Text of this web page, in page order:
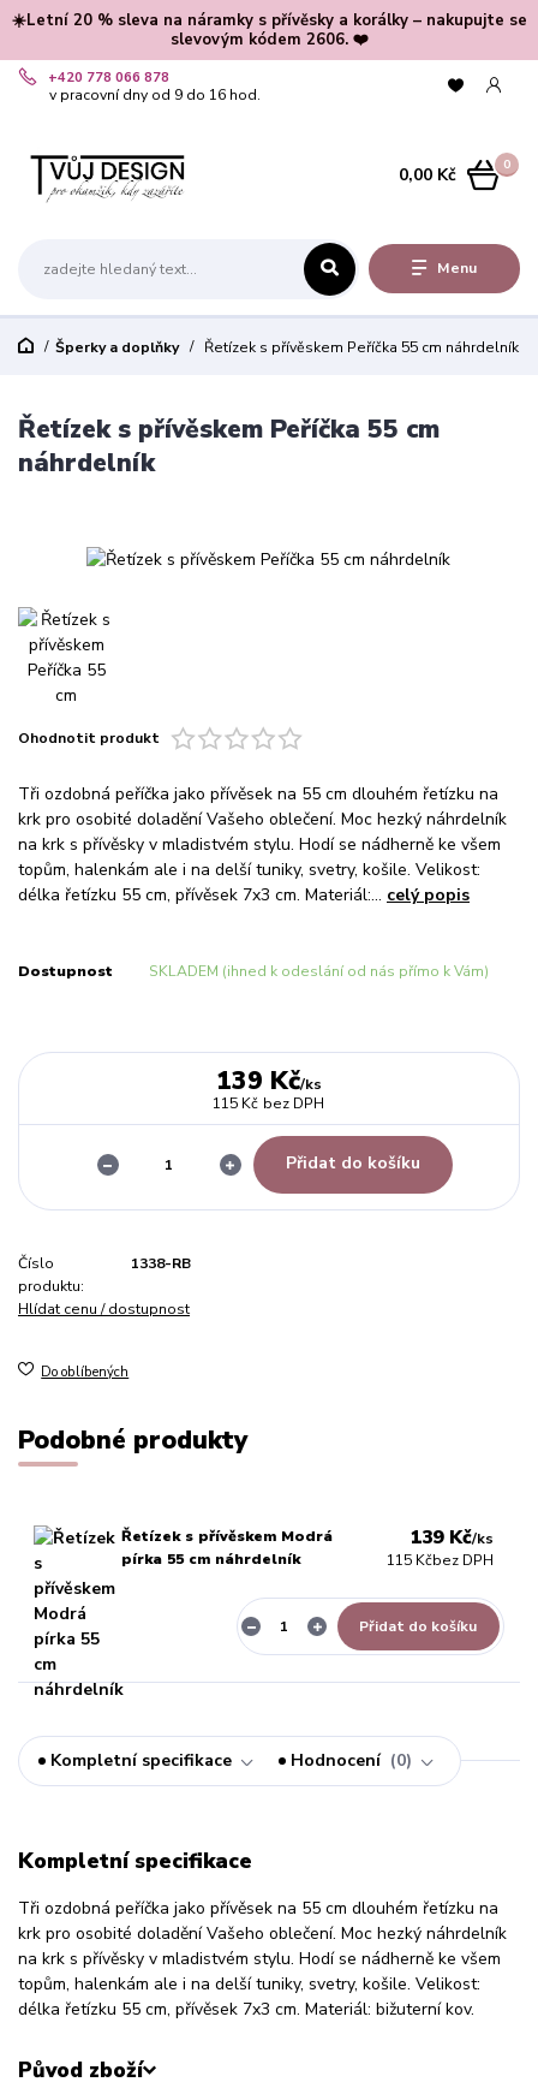
☀️Letní 20 % sleva na náramky s přívěsky a korálky – nakupujte se
slevovým kódem 2606. ❤️
Menu
+420 778 066 878
v pracovní dny od 9 do 16 hod.
0
0,00 Kč
Šperky a doplňky Řetízek s přívěskem Peříčka 55 cm náhrdelník
Řetízek s přívěskem Peříčka 55 cm
náhrdelník
Ohodnotit produkt
Tři ozdobná peříčka jako přívěsek na 55 cm dlouhém řetízku na
krk pro osobité doladění Vašeho oblečení. Moc hezký náhrdelník
na krk s přívěsky v mladistvém stylu. Hodí se nádherně ke všem
topům, halenkám ale i na delší tuniky, svetry, košile. Velikost:
délka řetízku 55 cm, přívěsek 7x3 cm. Materiál:... celý popis
Dostupnost SKLADEM (ihned k odeslání od nás přímo k Vám)
139 Kč/ks
115 Kč bez DPH
Přidat do košíku
Číslo
produktu:
1338-RB
Hlídat cenu / dostupnost
Do oblíbených
Podobné produkty
Řetízek s přívěskem Modrá
pírka 55 cm náhrdelník
139 Kč/ks
115 Kčbez DPH
Přidat do košíku
Kompletní specifikace Hodnocení 0
Kompletní specifikace
Tři ozdobná peříčka jako přívěsek na 55 cm dlouhém řetízku na
krk pro osobité doladění Vašeho oblečení. Moc hezký náhrdelník
na krk s přívěsky v mladistvém stylu. Hodí se nádherně ke všem
topům, halenkám ale i na delší tuniky, svetry, košile. Velikost:
délka řetízku 55 cm, přívěsek 7x3 cm. Materiál: bižuterní kov.
Původ zboží